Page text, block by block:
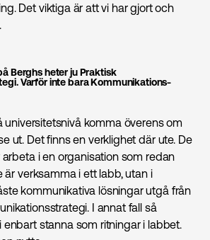
Det viktiga är att vi har gjort och
Berghs heter ju Praktisk
Varför inte bara Kommunikations­
universitetsnivå komma överens om
ut. Det finns en verklighet där ute. De
i en organisation som redan
är verksamma i ett labb, utan i
kommunikativa lösningar utgå från
I annat fall så
enbart stanna som ritningar i labbet.